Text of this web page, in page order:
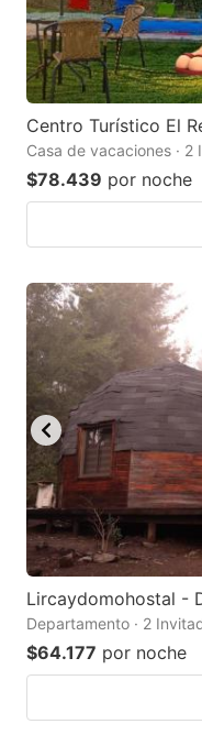
Centro Turístico El
Casa de vacaciones · 2
$78.439 por noche
Lircaydomohostal -
Departamento · 2
$64.177 por noche